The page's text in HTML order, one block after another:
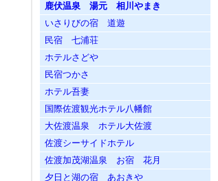
鹿伏温泉 湯元 相川やまき
いさりびの宿 道遊
民宿 七浦荘
ホテルさどや
民宿つかさ
ホテル吾妻
国際佐渡観光ホテル八幡館
大佐渡温泉 ホテル大佐渡
佐渡シーサイドホテル
佐渡加茂湖温泉 お宿 花月
夕日と湖の宿 あおきや